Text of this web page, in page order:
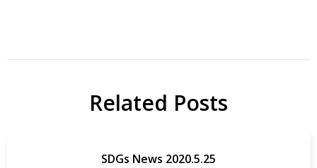
Related Posts
SDGs News 2020.5.25